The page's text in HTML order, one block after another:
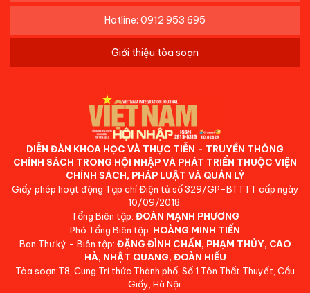
Hotline: 0912 953 695
Giới thiệu tòa soạn
DIỄN ĐÀN KHOA HỌC VÀ THỰC TIỄN - TRUYỀN THÔNG
CHÍNH SÁCH TRONG HỘI NHẬP VÀ PHÁT TRIỂN THUỘC VIỆN
CHÍNH SÁCH, PHÁP LUẬT VÀ QUẢN LÝ
Giấy phép hoạt động Tạp chí Điện tử số 329/GP-BTTTT cấp ngày
10/09/2018.
Tổng Biên tập: ĐOÀN MẠNH PHƯƠNG
Phó Tổng Biên tập: HOÀNG MINH TIẾN
Ban Thư ký - Biên tập: ĐẶNG ĐÌNH CHẤN, PHẠM THỦY, CAO
HÀ, NHẬT QUANG, ĐOÀN HIẾU
Tòa soạn:T8, Cung Trí thức Thành phố, Số 1 Tôn Thất Thuyết, Cầu
Giấy, Hà Nội.